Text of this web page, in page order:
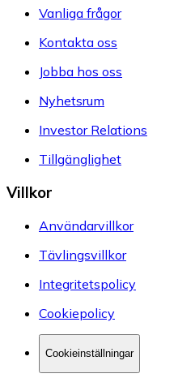
Vanliga frågor
Kontakta oss
Jobba hos oss
Nyhetsrum
Investor Relations
Tillgänglighet
Villkor
Användarvillkor
Tävlingsvillkor
Integritetspolicy
Cookiepolicy
Cookieinställningar